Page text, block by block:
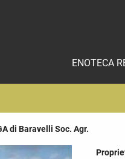
ENOTECA
di Baravelli Soc. Agr.